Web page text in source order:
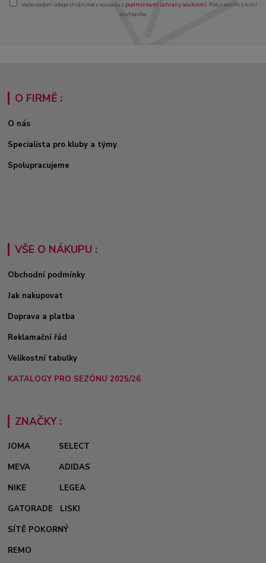
Vaše osobní údaje chráníme v souladu s podmínkami ochrany soukromí. Potvrzením s nimi
souhlasíte.
O FIRMĚ :
O nás
Specialista pro kluby a týmy
Spolupracujeme
VŠE O NÁKUPU :
Obchodní podmínky
Jak nakupovat
Doprava a platba
Reklamační řád
Velikostní tabulky
KATALOGY PRO SEZÓNU 2025/26
ZNAČKY :
JOMA
SELECT
MEVA
ADIDAS
NIKE
LEGEA
GATORADE
LISKI
SÍTĚ POKORNÝ
REMO